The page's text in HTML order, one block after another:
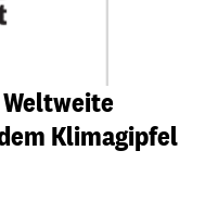
Klimagipfel